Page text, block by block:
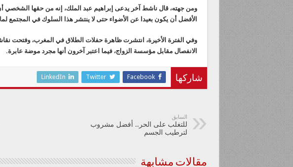
ومن جهته، قال ناشط آخر يدعى إبراهيم عبد الملك، إنه من حقها الشخصي
الأفضل أن يكون بعيدا عن الأضواء حتى لا ينتشر هذا السلوك في المجتمع
وفي الفترة الأخيرة، انتشرت ظاهرة حفلات الطلاق في المغرب، وفتحت
الانفصال مقابل مؤسسة الزواج، فيما اعتبر آخرون أنها مجرد موضة عابرة.
شاركها Facebook
Twitter
LinkedIn
السابق
للتغلب على الحر.. أفضل مشروب
لترطيب الجسم
مقالات مشابهة